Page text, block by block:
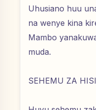
Uhusiano huu
na wenye kina
Mambo
muda.
SEHEMU ZA